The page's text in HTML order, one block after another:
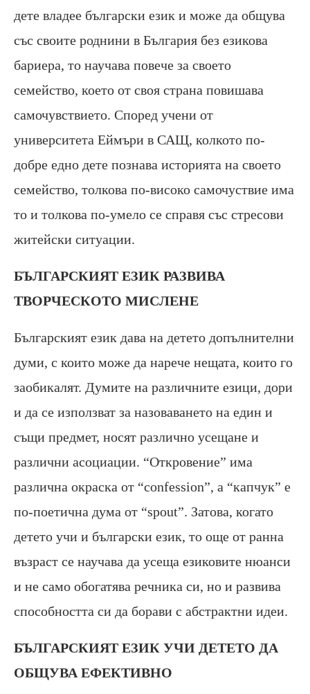
дете владее български език и може да общува
със своите роднини в България без езикова
бариера, то научава повече за своето
семейство, което от своя страна повишава
самочувствието. Според учени от
университета Еймъри в САЩ, колкото по-
добре едно дете познава историята на своето
семейство, толкова по-високо самочуствие има
то и толкова по-умело се справя със стресови
житейски ситуации.
БЪЛГАРСКИЯТ ЕЗИК РАЗВИВА
ТВОРЧЕСКОТО МИСЛЕНЕ
Българският език дава на детето допълнителни
думи, с които може да нарече нещата, които го
заобикалят. Думите на различните езици, дори
и да се използват за назоваването на един и
същи предмет, носят различно усещане и
различни асоциации. “Откровение” има
различна окраска от “confession”, а “капчук” е
по-поетична дума от “spout”. Затова, когато
детето учи и български език, то още от ранна
възраст се научава да усеща езиковите нюанси
и не само обогатява речника си, но и развива
способността си да борави с абстрактни идеи.
БЪЛГАРСКИЯТ ЕЗИК УЧИ ДЕТЕТО ДА
ОБЩУВА ЕФЕКТИВНО